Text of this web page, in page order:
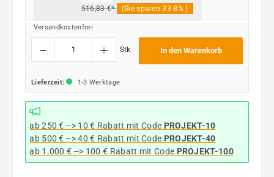
516,83 €* (Sie sparen 33.8% )
Versandkostenfrei
Produkt Anzahl: Gib den gewünschten Wert ein oder benutze die Schaltflächen um
Stk In den Warenkorb
Lieferzeit: 1-3 Werktage
ab 250 € --> 10 € Rabatt mit Code PROJEKT-10
ab 500 € --> 40 € Rabatt mit Code PROJEKT-40
ab 1.000 € --> 100 € Rabatt mit Code PROJEKT-100